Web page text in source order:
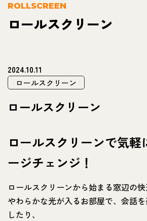
ROLLSCREEN
ロールスクリーン
2024.10.11
ロールスクリーン
ロールスクリーン
ロールスクリーンで気軽
ージチェンジ！
ロールスクリーンから始まる窓辺の快
やわらかな光が入るお部屋で、会話
したり、